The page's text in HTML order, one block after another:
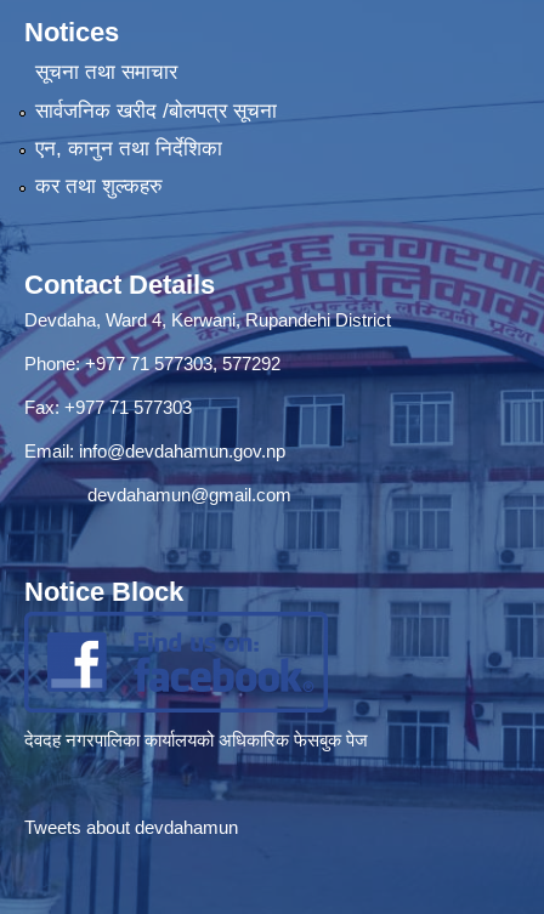
Notices
सूचना तथा समाचार
सार्वजनिक खरीद /बोलपत्र सूचना
एन, कानुन तथा निर्देशिका
कर तथा शुल्कहरु
Contact Details
Devdaha, Ward 4, Kerwani, Rupandehi District
Phone: +977 71 577303, 577292
Fax: +977 71 577303
Email: info@devdahamun.gov.np
devdahamun@gmail.com
Notice Block
देवदह नगरपालिका कार्यालयको अधिकारिक फेसबुक पेज
Tweets about devdahamun